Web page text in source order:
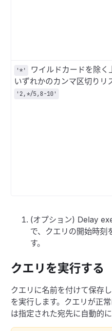
'*'
ワイルドカードを除く
いずれかのカンマ区切りリ
'2,*/5,8-10'
(オプション) Delay
で、クエリの開始時刻
す。
クエリを実行する
クエリに名前を付けて保存
を実行します。クエリが正
は指定された宛先に自動的